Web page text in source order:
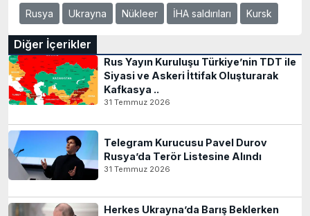
Rusya Ukrayna Nükleer İHA saldırıları Kursk
Diğer İçerikler
Rus Yayın Kuruluşu Türkiye’nin TDT ile
Siyasi ve Askeri İttifak Oluşturarak
Kafkasya ..
31 Temmuz 2026
Telegram Kurucusu Pavel Durov
Rusya’da Terör Listesine Alındı
31 Temmuz 2026
Herkes Ukrayna’da Barış Beklerken